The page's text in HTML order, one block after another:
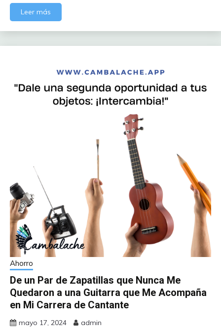
Leer más
Ahorro
De un Par de Zapatillas que Nunca Me
Quedaron a una Guitarra que Me Acompaña
en Mi Carrera de Cantante
mayo 17, 2024 admin